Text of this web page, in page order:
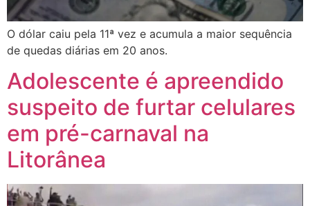
O dólar caiu pela 11ª vez e acumula a maior sequência
de quedas diárias em 20 anos.
Adolescente é apreendido
suspeito de furtar celulares
em pré-carnaval na
Litorânea